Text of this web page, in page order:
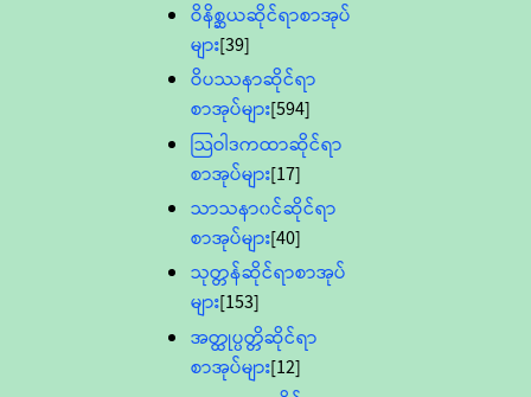
ဝိနိစ္ဆယဆိုင်ရာစာအုပ်
များ[39]
ဝိပဿနာဆိုင်ရာ
စာအုပ်များ[594]
သြဝါဒကထာဆိုင်ရာ
စာအုပ်များ[17]
သာသနာ၀င်ဆိုင်ရာ
စာအုပ်များ[40]
သုတ္တန်ဆိုင်ရာစာအုပ်
များ[153]
အတ္ထုပ္ပတ္တိဆိုင်ရာ
စာအုပ်များ[12]